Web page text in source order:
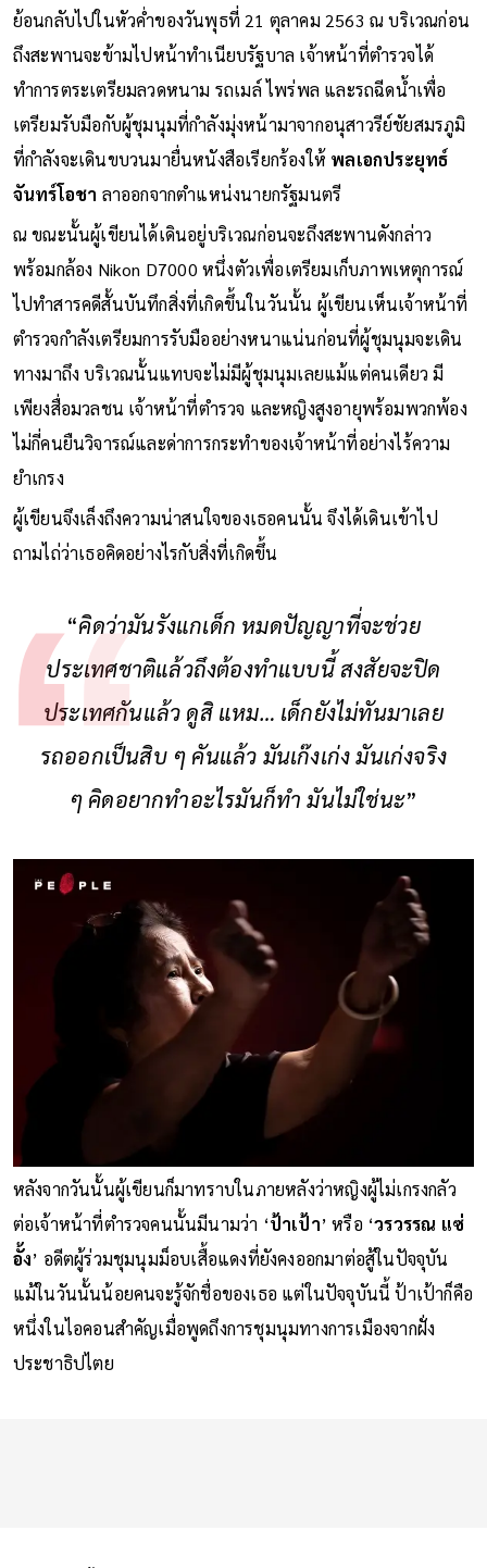
ย้อนกลับไปในหัวค่ำของวันพุธที่ 21 ตุลาคม 2563 ณ บริเวณก่อน
ถึงสะพานจะข้ามไปหน้าทำเนียบรัฐบาล เจ้าหน้าที่ตำรวจได้
ทำการตระเตรียมลวดหนาม รถเมล์ ไพร่พล และรถฉีดน้ำเพื่อ
เตรียมรับมือกับผู้ชุมนุมที่กำลังมุ่งหน้ามาจากอนุสาวรีย์ชัยสมรภูมิ
ที่กำลังจะเดินขบวนมายื่นหนังสือเรียกร้องให้ พลเอกประยุทธ์
จันทร์โอชา ลาออกจากตำแหน่งนายกรัฐมนตรี
ณ ขณะนั้นผู้เขียนได้เดินอยู่บริเวณก่อนจะถึงสะพานดังกล่าว
พร้อมกล้อง Nikon D7000 หนึ่งตัวเพื่อเตรียมเก็บภาพเหตุการณ์
ไปทำสารคดีสั้นบันทึกสิ่งที่เกิดขึ้นในวันนั้น ผู้เขียนเห็นเจ้าหน้าที่
ตำรวจกำลังเตรียมการรับมืออย่างหนาแน่นก่อนที่ผู้ชุมนุมจะเดิน
ทางมาถึง บริเวณนั้นแทบจะไม่มีผู้ชุมนุมเลยแม้แต่คนเดียว มี
เพียงสื่อมวลชน เจ้าหน้าที่ตำรวจ และหญิงสูงอายุพร้อมพวกพ้อง
ไม่กี่คนยืนวิจารณ์และด่าการกระทำของเจ้าหน้าที่อย่างไร้ความ
ยำเกรง
ผู้เขียนจึงเล็งถึงความน่าสนใจของเธอคนนั้น จึงได้เดินเข้าไป
ถามไถ่ว่าเธอคิดอย่างไรกับสิ่งที่เกิดขึ้น
“คิดว่ามันรังแกเด็ก หมดปัญญาที่จะช่วย
ประเทศชาติแล้วถึงต้องทำแบบนี้ สงสัยจะปิด
ประเทศกันแล้ว ดูสิ แหม… เด็กยังไม่ทันมาเลย
รถออกเป็นสิบ ๆ คันแล้ว มันเก๊งเก่ง มันเก่งจริง
ๆ คิดอยากทำอะไรมันก็ทำ มันไม่ใช่นะ”
หลังจากวันนั้นผู้เขียนก็มาทราบในภายหลังว่าหญิงผู้ไม่เกรงกลัว
ต่อเจ้าหน้าที่ตำรวจคนนั้นมีนามว่า ‘ป้าเป้า’ หรือ ‘วรวรรณ แซ่
อั้ง’ อดีตผู้ร่วมชุมนุมม็อบเสื้อแดงที่ยังคงออกมาต่อสู้ในปัจจุบัน
แม้ในวันนั้นน้อยคนจะรู้จักชื่อของเธอ แต่ในปัจจุบันนี้ ป้าเป้าก็คือ
หนึ่งในไอคอนสำคัญเมื่อพูดถึงการชุมนุมทางการเมืองจากฝั่ง
ประชาธิปไตย